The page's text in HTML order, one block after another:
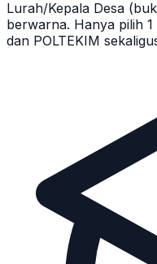
Lurah/Kepala Desa
berwarna. Hanya pilih
dan POLTEKIM